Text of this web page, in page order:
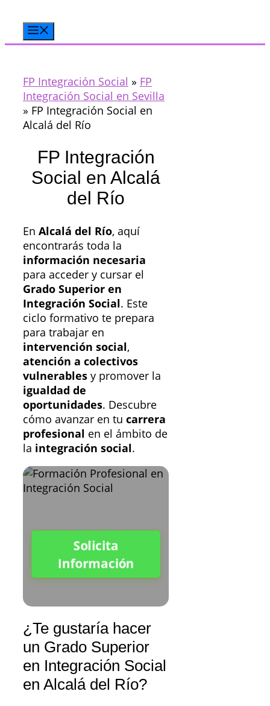
contenido
FP Integración Social » FP
Integración Social en Sevilla
» FP Integración Social en
Alcalá del Río
FP Integración
Social en Alcalá
del Río
En Alcalá del Río, aquí
encontrarás toda la
información necesaria
para acceder y cursar el
Grado Superior en
Integración Social. Este
ciclo formativo te prepara
para trabajar en
intervención social,
atención a colectivos
vulnerables y promover la
igualdad de
oportunidades. Descubre
cómo avanzar en tu carrera
profesional en el ámbito de
la integración social.
Solicita
Información
¿Te gustaría hacer
un Grado Superior
en Integración Social
en Alcalá del Río?